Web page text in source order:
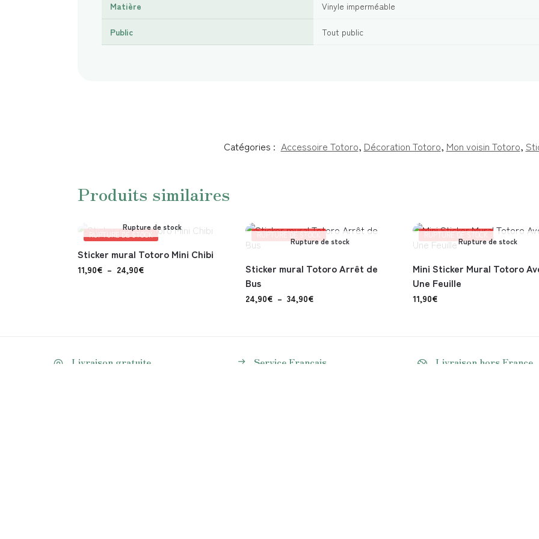
Matière Vinyle imperméable
Public Tout public
Catégories : Accessoire Totoro, Décoration Totoro, Mon voisin Totoro,
Produits similaires
RUPTURE DE STOCK
Rupture de stock
Sticker mural Totoro Mini Chibi
11,90€ – 24,90€
RUPTURE DE STOCK
Rupture de stock
Sticker mural Totoro Arrêt de
Bus
24,90€ – 34,90€
RUPTURE DE STOCK
Rupture de stock
Mini Sticker Mural Totoro
Une Feuille
11,90€
Livraison gratuite Service Français Livraison hors France